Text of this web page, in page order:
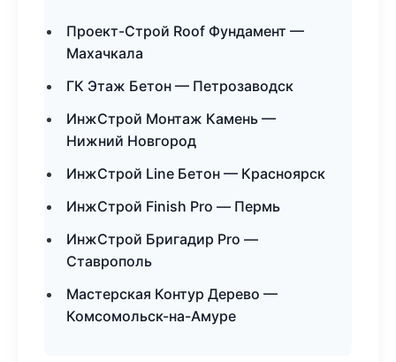
Проект-Строй Roof Фундамент —
Махачкала
ГК Этаж Бетон — Петрозаводск
ИнжСтрой Монтаж Камень —
Нижний Новгород
ИнжСтрой Line Бетон — Красноярск
ИнжСтрой Finish Pro — Пермь
ИнжСтрой Бригадир Pro —
Ставрополь
Мастерская Контур Дерево —
Комсомольск-на-Амуре